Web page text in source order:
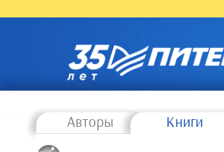
Авторы Книги